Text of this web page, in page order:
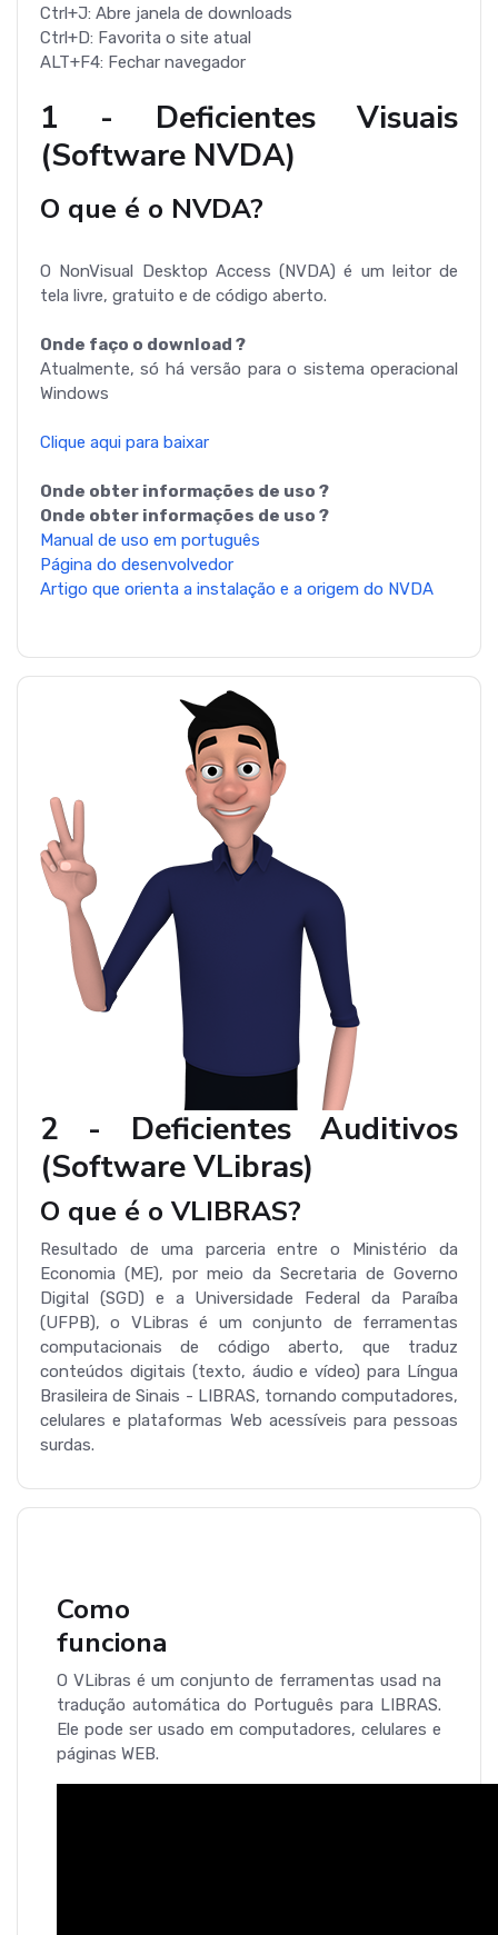
Ctrl+J: Abre janela de downloads
Ctrl+D: Favorita o site atual
ALT+F4: Fechar navegador
1 - Deficientes Visuais
(Software NVDA)
O que é o NVDA?
O NonVisual Desktop Access (NVDA) é um leitor de
tela livre, gratuito e de código aberto.
Onde faço o download ?
Atualmente, só há versão para o sistema operacional
Windows
Clique aqui para baixar
Onde obter informações de uso ?
Onde obter informações de uso ?
Manual de uso em português
Página do desenvolvedor
Artigo que orienta a instalação e a origem do NVDA
2 - Deficientes Auditivos
(Software VLibras)
O que é o VLIBRAS?
Resultado de uma parceria entre o Ministério da
Economia (ME), por meio da Secretaria de Governo
Digital (SGD) e a Universidade Federal da Paraíba
(UFPB), o VLibras é um conjunto de ferramentas
computacionais de código aberto, que traduz
conteúdos digitais (texto, áudio e vídeo) para Língua
Brasileira de Sinais - LIBRAS, tornando computadores,
celulares e plataformas Web acessíveis para pessoas
surdas.
Como
funciona
O VLibras é um conjunto de ferramentas usad na
tradução automática do Português para LIBRAS.
Ele pode ser usado em computadores, celulares e
páginas WEB.